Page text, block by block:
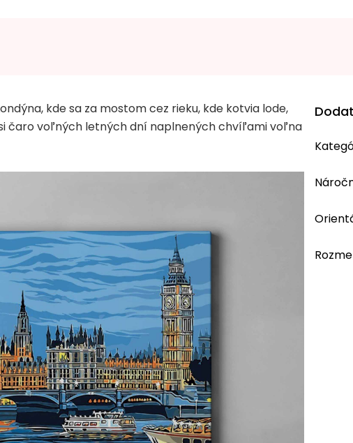
kde sa za mostom cez rieku, kde kotvia lode,
čaro voľných letných dní naplnených chvíľami voľna